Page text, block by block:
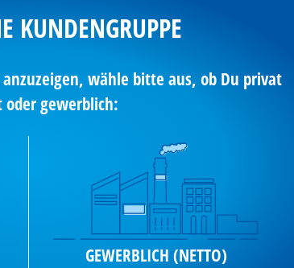
Sicherer
Bestellvorgang
Produkte mit gleichen Werten
suchen
KUNDENGRUPPE
wähle bitte aus, ob Du privat
gewerblich:
GEWERBLICH (NETTO)